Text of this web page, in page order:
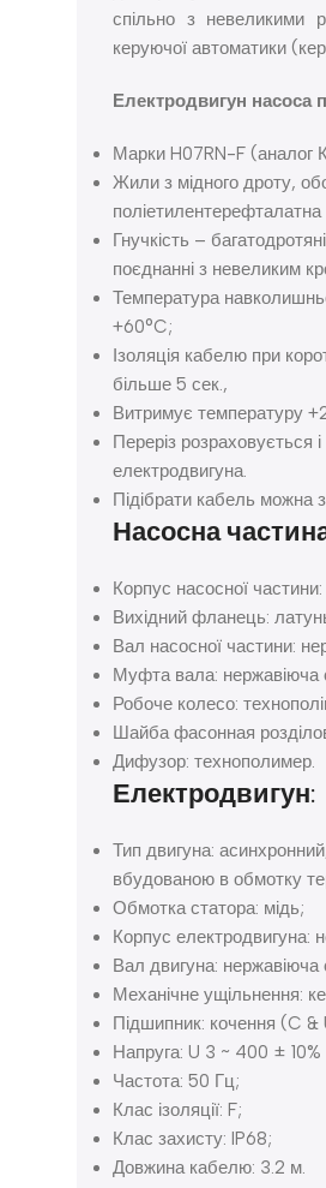
спільно з невеликими
керуючої автоматики
Електродвигун насоса
Марки H07RN-F (аналог
Жили з мідного дроту,
поліетилентерефталатна
Гнучкість –
поєднанні з невеликим
Температура
+60°C;
Ізоляція кабелю при
більше 5 сек.,
Витримує температуру
Переріз розраховується
електродвигуна.
Підібрати кабель можна
Насосна
Корпус насосної
Вихідний фланець:
Вал насосної частини:
Муфта вала: нержавіюча
Робоче колесо:
Шайба фасонная
Дифузор: технополимер.
Електродвигун:
Тип двигуна:
вбудованою в обмотку
Обмотка статора: мідь;
Корпус електродвигуна:
Вал двигуна: нержавіюча
Механічне ущільнення:
Підшипник: кочення (C &
Напруга: U 3 ~ 400 ± 10%
Частота: 50 Гц;
Клас ізоляції: F;
Клас захисту: IP68;
Довжина кабелю: 3.2 м.